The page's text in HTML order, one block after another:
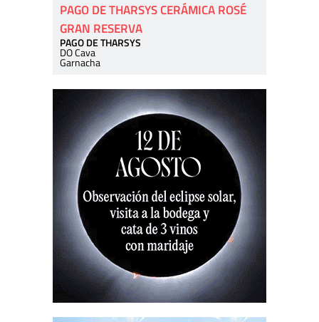
PAGO DE THARSYS CERÁMICA ROSÉ
GRAN RESERVA
PAGO DE THARSYS
DO Cava
Garnacha